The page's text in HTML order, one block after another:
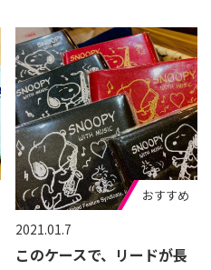
2021.01.7
このケースで、リードが長
おすすめ